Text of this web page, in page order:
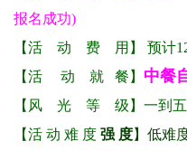
报名成功)
【活 动 费 用】 预计
【活 动 就 餐】 中餐
【风 光 等 级】一到
【活 动 难 度 强 度】低难